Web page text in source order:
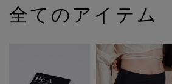
全てのアイテム